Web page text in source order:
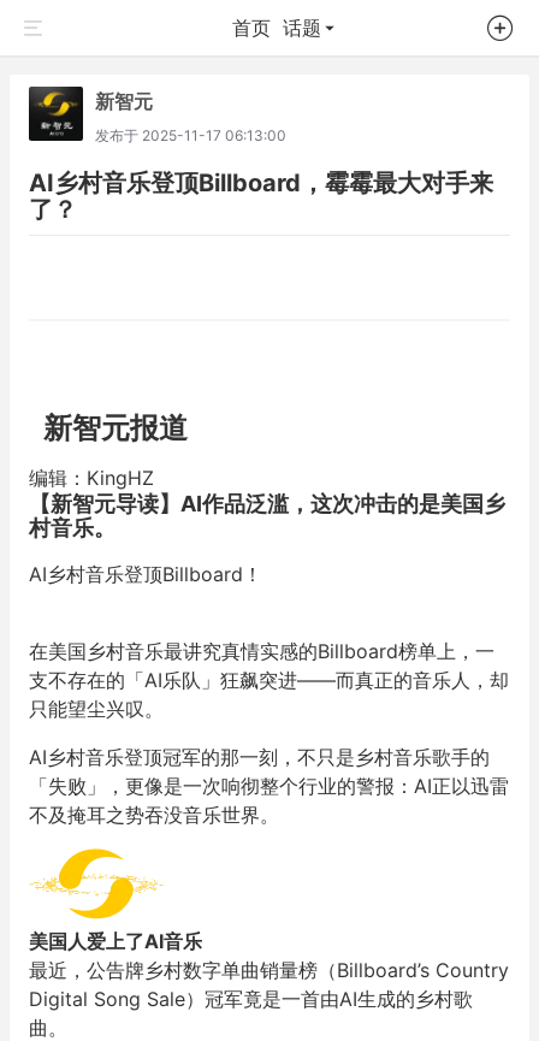
首页 话题
新智元
发布于 2025-11-17 06:13:00
AI乡村音乐登顶Billboard，霉霉最大对手来
了？
新智元报道
编辑：KingHZ
【新智元导读】 AI作品泛滥，这次冲击的是美国乡
村音乐。
AI乡村音乐登顶Billboard！
在美国乡村音乐最讲究真情实感的Billboard榜单上，一
支不存在的「AI乐队」狂飙突进——而真正的音乐人，却
只能望尘兴叹。
AI乡村音乐登顶冠军的那一刻，不只是乡村音乐歌手的
「失败」，更像是一次响彻整个行业的警报：AI正以迅雷
不及掩耳之势吞没音乐世界。
美国人爱上了AI音乐
最近，公告牌乡村数字单曲销量榜（Billboard’s Country
Digital Song Sale）冠军竟是一首由AI生成的乡村歌
曲。